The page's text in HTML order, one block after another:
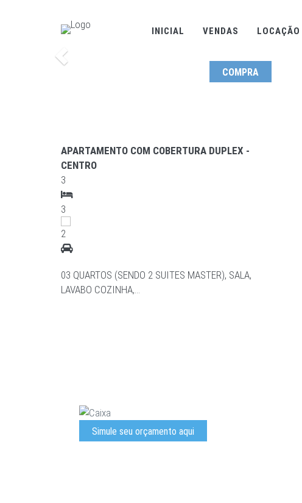
INICIAL VENDAS LOCAÇÃO
Anterior COMPRA
APARTAMENTO COM COBERTURA DUPLEX -
CENTRO
3
3
2
03 QUARTOS (SENDO 2 SUITES MASTER), SALA,
LAVABO COZINHA,…
Simule seu orçamento aqui